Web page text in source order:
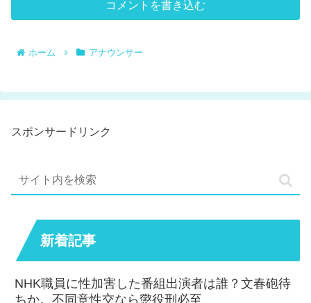
コメントを書き込む
ホーム アナウンサー
スポンサードリンク
新着記事
NHK職員に性加害した番組出演者は誰？文春砲待
ちか。不同意性交なら懲役刑必至